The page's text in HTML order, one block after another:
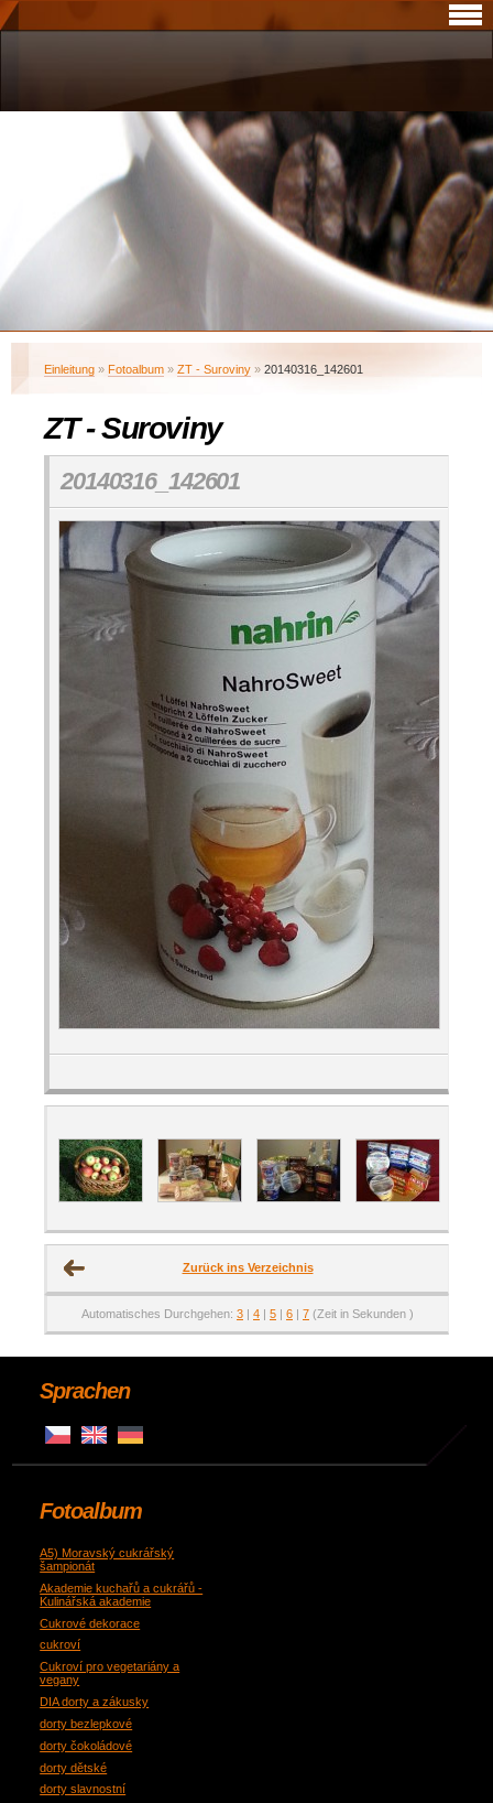
Einleitung » Fotoalbum » ZT - Suroviny » 20140316_142601
ZT - Suroviny
20140316_142601
Zurück ins Verzeichnis
Automatisches Durchgehen: 3 | 4 | 5 | 6 | 7 (Zeit in Sekunden )
Sprachen
Fotoalbum
A5) Moravský cukrářský
šampionát
Akademie kuchařů a cukrářů -
Kulinářská akademie
Cukrové dekorace
cukroví
Cukroví pro vegetariány a
vegany
DIA dorty a zákusky
dorty bezlepkové
dorty čokoládové
dorty dětské
dorty slavnostní